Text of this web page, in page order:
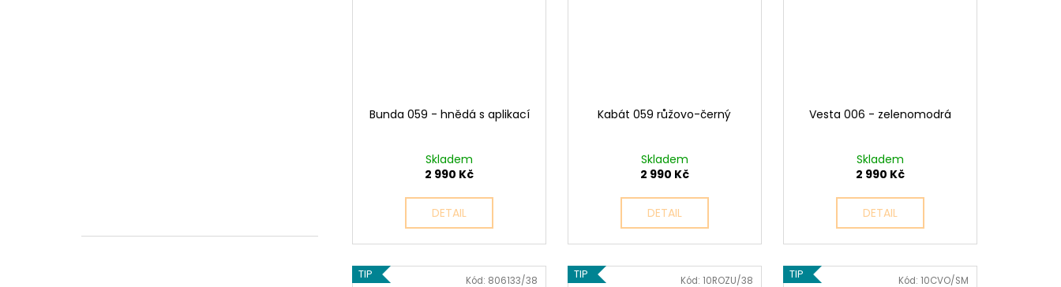
Bunda 059 - hnědá s aplikací
Skladem
2 990 Kč
DETAIL
Kabát 059 růžovo-černý
Skladem
2 990 Kč
DETAIL
Vesta 006 - zelenomodrá
Skladem
2 990 Kč
DETAIL
TIP Kód: 806133/38 TIP Kód: 10ROZU/38 TIP Kód: 10CVO/SM